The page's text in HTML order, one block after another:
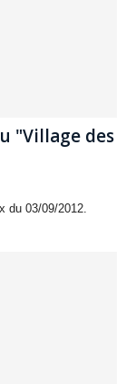
"Village des
du 03/09/2012.